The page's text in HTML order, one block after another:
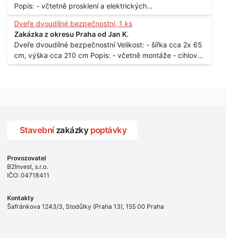
Popis: - včtetně prosklení a elektrických
samozamýkacích zámků pro panelový dům - jedná se o
vchodové dveře umístěné v zarámovaném a proskleném
portálu - předmětem dodávky bude i demontáž
stávajících a už nevyhovujících prosklených,
umělohmotných vstupů Množství: - 8 ks Lokalita: - 7, 9,
Dveře dvoudílné bezpečnostní, 1 ks
Zakázka z okresu Praha od Jan K.
Dveře dvoudílné bezpečnostní Velikost: - šířka cca 2x 65
cm, výška cca 210 cm Popis: - včetně montáže - cihlový
dům, 2. patro - vchod z chodby - rozměry bez zárubní
Stavební zakázky poptávky
Provozovatel
B2Invest, s.r.o.
IČO: 04718411
Kontakty
Šafránkova 1243/3, Stodůlky (Praha 13), 155 00 Praha